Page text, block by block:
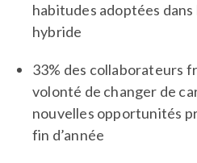
habitudes adoptées
hybride
33% des collaborateurs
volonté de changer de
nouvelles opportunités
fin d’année